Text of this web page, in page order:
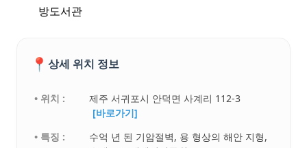
방도서관
📍 상세 위치 정보
• 위치 :
제주 서귀포시 안덕면 사계리 112-3
[바로가기]
• 특징 :
수억 년 된 기암절벽, 용 형상의 해안 지형,